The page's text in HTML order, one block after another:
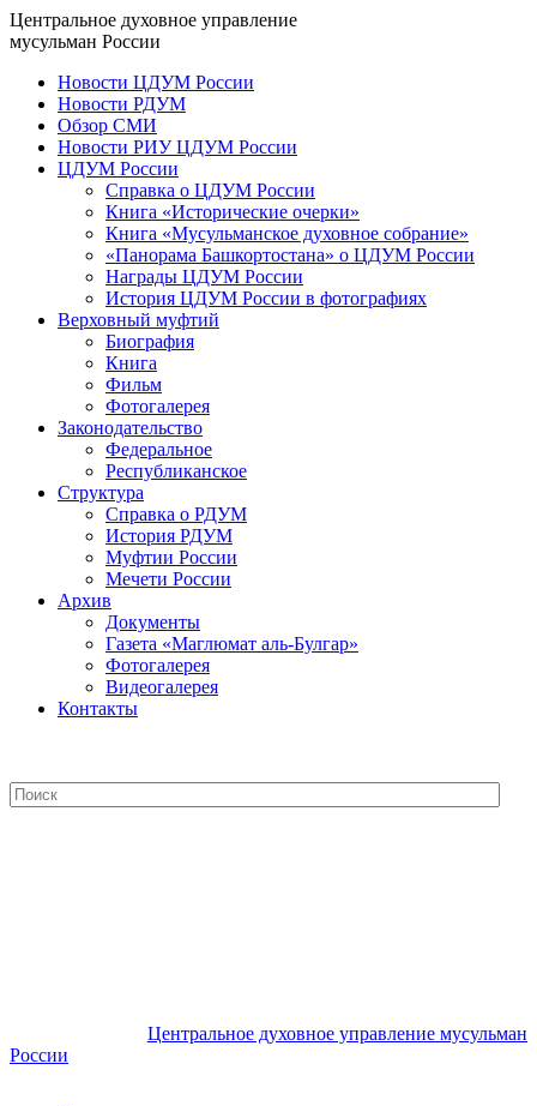
Центральное духовное управление
мусульман России
Новости ЦДУМ России
Новости РДУМ
Обзор СМИ
Новости РИУ ЦДУМ России
ЦДУМ России
Справка о ЦДУМ России
Книга «Исторические очерки»
Книга «Мусульманское духовное собрание»
«Панорама Башкортостана» о ЦДУМ России
Награды ЦДУМ России
История ЦДУМ России в фотографиях
Верховный муфтий
Биография
Книга
Фильм
Фотогалерея
Законодательство
Федеральное
Республиканское
Структура
Справка о РДУМ
История РДУМ
Муфтии России
Мечети России
Архив
Документы
Газета «Маглюмат аль-Булгар»
Фотогалерея
Видеогалерея
Контакты
Центральное духовное управление мусульман
России